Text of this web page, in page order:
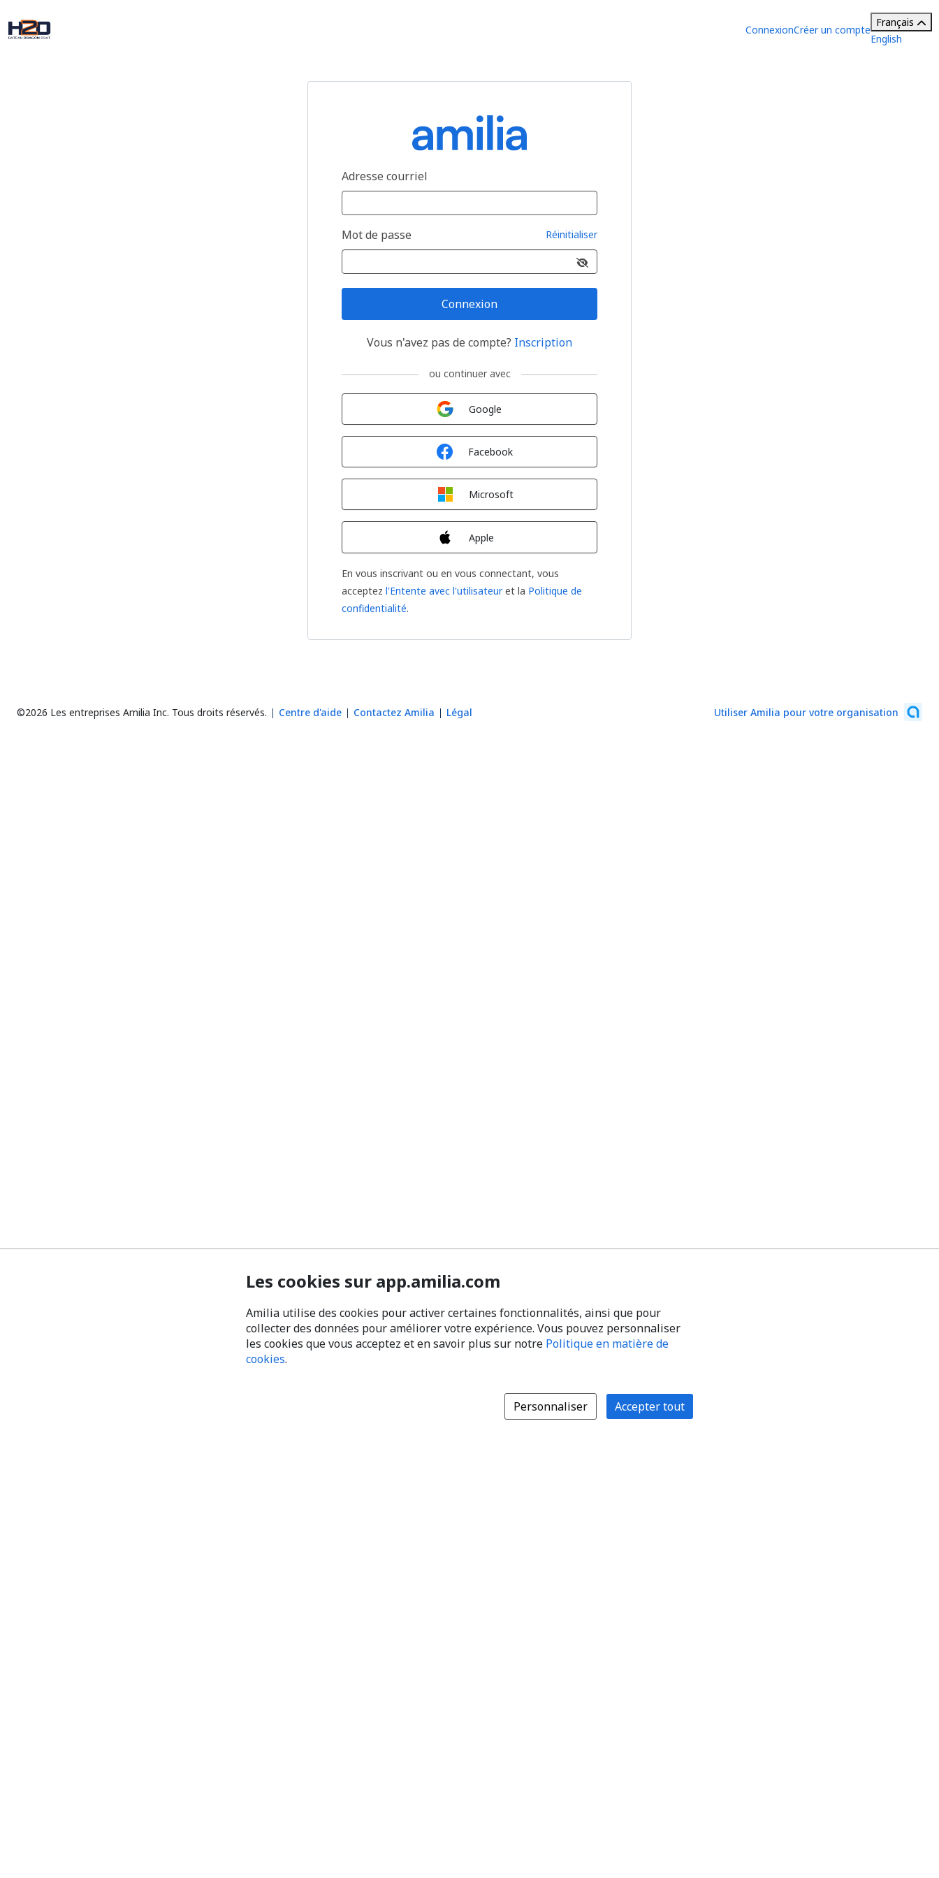
ConnexionCréer un compte
Français
English
Adresse courriel
Mot de passe Réinitialiser
Connexion
Vous n'avez pas de compte? Inscription
ou continuer avec
Google
Facebook
Microsoft
Apple
En vous inscrivant ou en vous connectant, vous
acceptez l'Entente avec l'utilisateuret la Politique de
confidentialité.
©2026 Les entreprises Amilia Inc. Tous droits réservés. Centre d'aide Contactez Amilia Légal Utiliser Amilia pour votre organisation
Les cookies sur app.amilia.com
Amilia utilise des cookies pour activer certaines fonctionnalités, ainsi que pour
collecter des données pour améliorer votre expérience. Vous pouvez personnaliser
les cookies que vous acceptez et en savoir plus sur notre Politique en matière de
cookies.
Personnaliser Accepter tout